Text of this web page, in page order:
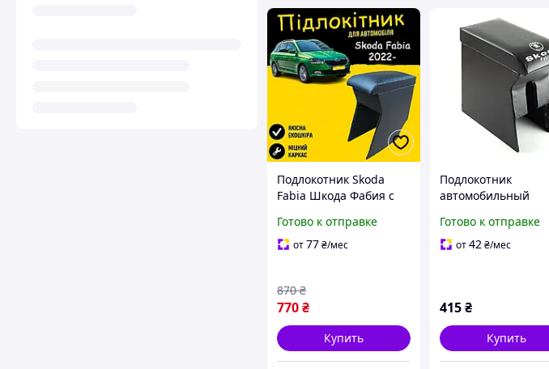
Подлокотник Skoda
Fabia Шкода Фабия с
тюнинг салона обвес
Бокс бардачок Tuning
Готово к отправке
от77₴/мес
770₴
870 ₴
Купить
Подлокотник
автомобильный
с логотипом черный
Готово к отправке
от42 ₴/мес
415₴
Купить